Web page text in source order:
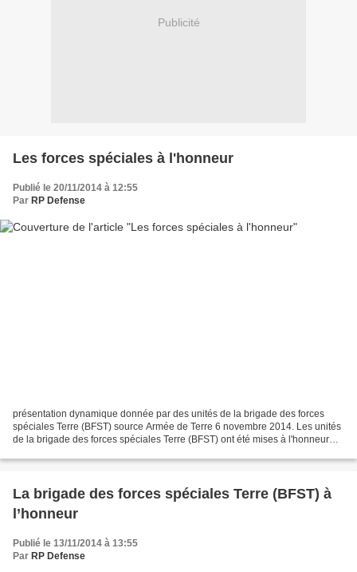
Publicité
Les forces spéciales à l'honneur
Publié le 20/11/2014 à 12:55
Par RP Defense
présentation dynamique donnée par des unités de la brigade des forces
spéciales Terre (BFST) source Armée de Terre 6 novembre 2014. Les unités
de la brigade des forces spéciales Terre (BFST) ont été mises à l'honneur
La brigade des forces spéciales Terre (BFST) à
l’honneur
Publié le 13/11/2014 à 13:55
Par RP Defense